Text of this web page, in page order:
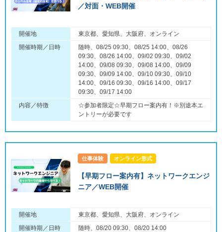
／対面・WEB開催
開催地
東京都、愛知県、大阪府、オンライン
開催時期／日時
随時、08/25 09:30、08/25 14:00、08/26
09:30、08/26 14:00、09/02 09:30、09/02
14:00、09/08 09:30、09/08 14:00、09/09
09:30、09/09 14:00、09/10 09:30、09/10
14:00、09/16 09:30、09/16 14:00、09/17
09:30、09/17 14:00
内容／特徴
☆参加者限定☆早期フロー案内有！※別途本エ
ントリーが必要です
仕事体験 オンライン形式
【早期フロー案内有】ネットワークエンジ
ニア／WEB開催
開催地
東京都、愛知県、大阪府、オンライン
開催時期／日時
随時、08/20 09:30、08/20 14:00